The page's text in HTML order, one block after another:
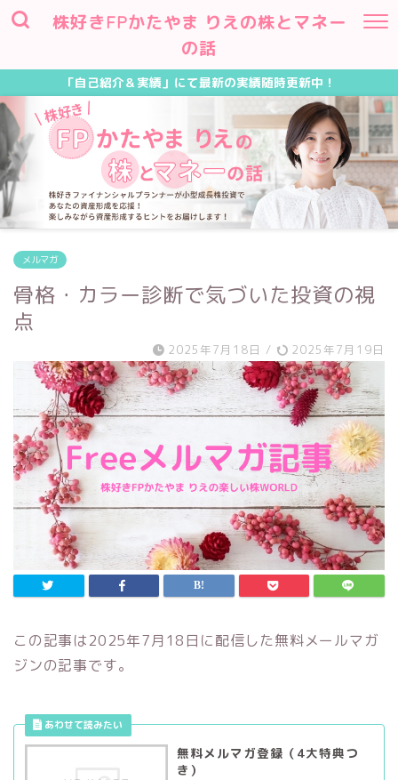
株好きFPかたやま りえの株とマネー
の話
「自己紹介＆実績」にて最新の実績随時更新中！
メルマガ
骨格・カラー診断で気づいた投資の視
点
2025年7月18日 / 2025年7月19日
この記事は2025年7月18日に配信した無料メールマガ
ジンの記事です。
無料メルマガ登録（4大特典つ
き）